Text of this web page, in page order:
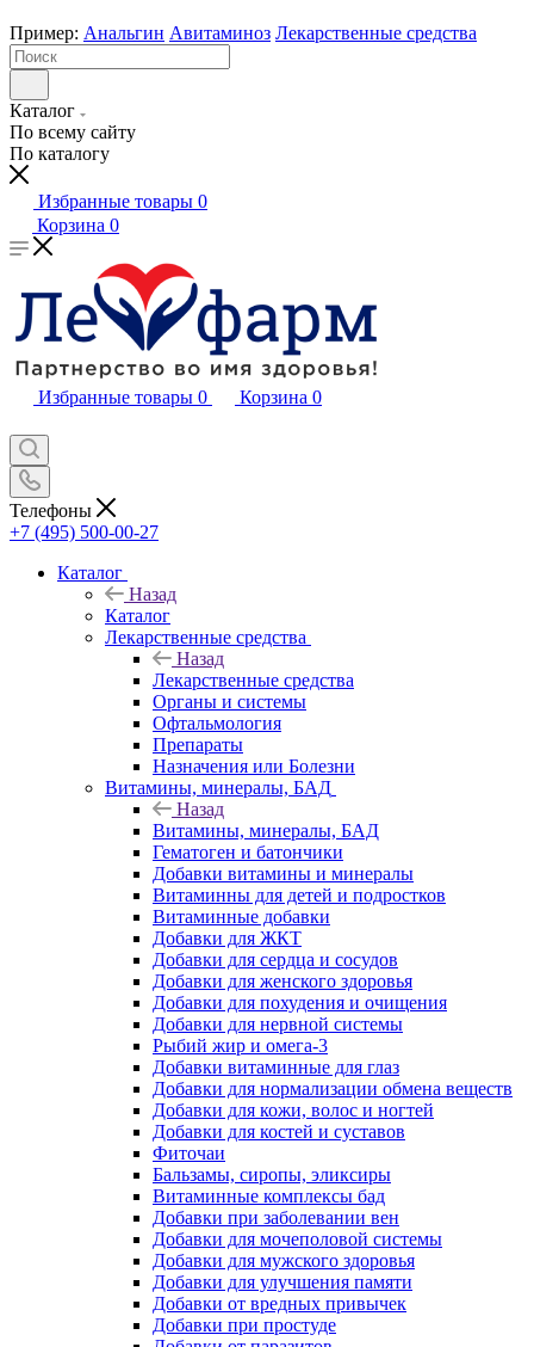
Пример: Анальгин Авитаминоз Лекарственные средства
Каталог
По всему сайту
По каталогу
Избранные товары 0
Корзина 0
Избранные товары 0 Корзина 0
Телефоны
+7 (495) 500-00-27
Каталог
Назад
Каталог
Лекарственные средства
Назад
Лекарственные средства
Органы и системы
Офтальмология
Препараты
Назначения или Болезни
Витамины, минералы, БАД
Назад
Витамины, минералы, БАД
Гематоген и батончики
Добавки витамины и минералы
Витаминны для детей и подростков
Витаминные добавки
Добавки для ЖКТ
Добавки для сердца и сосудов
Добавки для женского здоровья
Добавки для похудения и очищения
Добавки для нервной системы
Рыбий жир и омега-3
Добавки витаминные для глаз
Добавки для нормализации обмена веществ
Добавки для кожи, волос и ногтей
Добавки для костей и суставов
Фиточаи
Бальзамы, сиропы, эликсиры
Витаминные комплексы бад
Добавки при заболевании вен
Добавки для мочеполовой системы
Добавки для мужского здоровья
Добавки для улучшения памяти
Добавки от вредных привычек
Добавки при простуде